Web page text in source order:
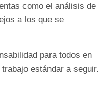
como el análisis de
a los que se
para todos en
estándar a seguir.